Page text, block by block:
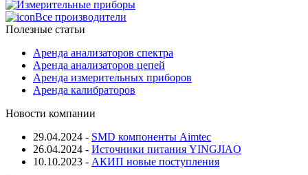
Все производители
Полезные статьи
Аренда анализаторов спектра
Аренда анализаторов цепей
Аренда измерительных приборов
Аренда калибраторов
Новости компании
29.04.2024 - SMD компоненты Aimtec
26.04.2024 - Источники питания YINGJIAO
10.10.2023 - АКИП новые поступления